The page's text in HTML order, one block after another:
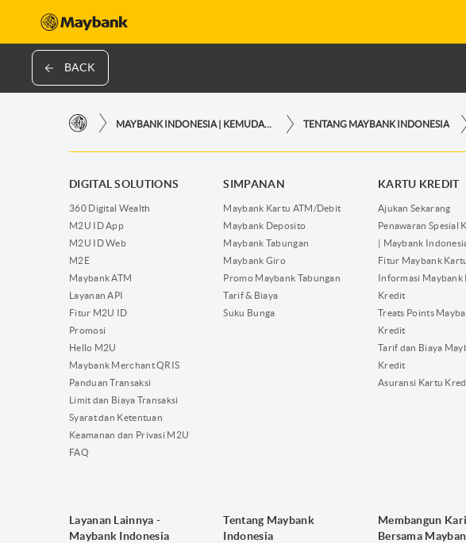
BACK
TENTANG MAYBANK INDONESIA
DIGITAL SOLUTIONS
360 Digital Wealth
M2U ID App
M2U ID Web
M2E
Maybank ATM
Layanan API
Fitur M2U ID
Promosi
Hello M2U
Maybank Merchant QRIS
Panduan Transaksi
Limit dan Biaya Transaksi
Syarat dan Ketentuan
Keamanan dan Privasi M2U
FAQ
SIMPANAN
Maybank Kartu ATM/Debit
Maybank Deposito
Maybank Tabungan
Maybank Giro
Promo Maybank Tabungan
Tarif & Biaya
Suku Bunga
KARTU KREDIT
Ajukan Sekarang
Penawaran Spesial
| Maybank
Fitur Maybank
Informasi Maybank
Kredit
Treats Points
Kredit
Tarif dan Biaya
Kredit
Asuransi Kartu
Layanan Lainnya -
Maybank Indonesia
Tentang Maybank
Indonesia
Membangun
Bersama